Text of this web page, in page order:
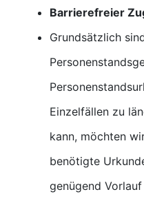
Barrierefreier
Grundsätzlich
Einzelfällen zu
kann, möchten
benötigte
genügend